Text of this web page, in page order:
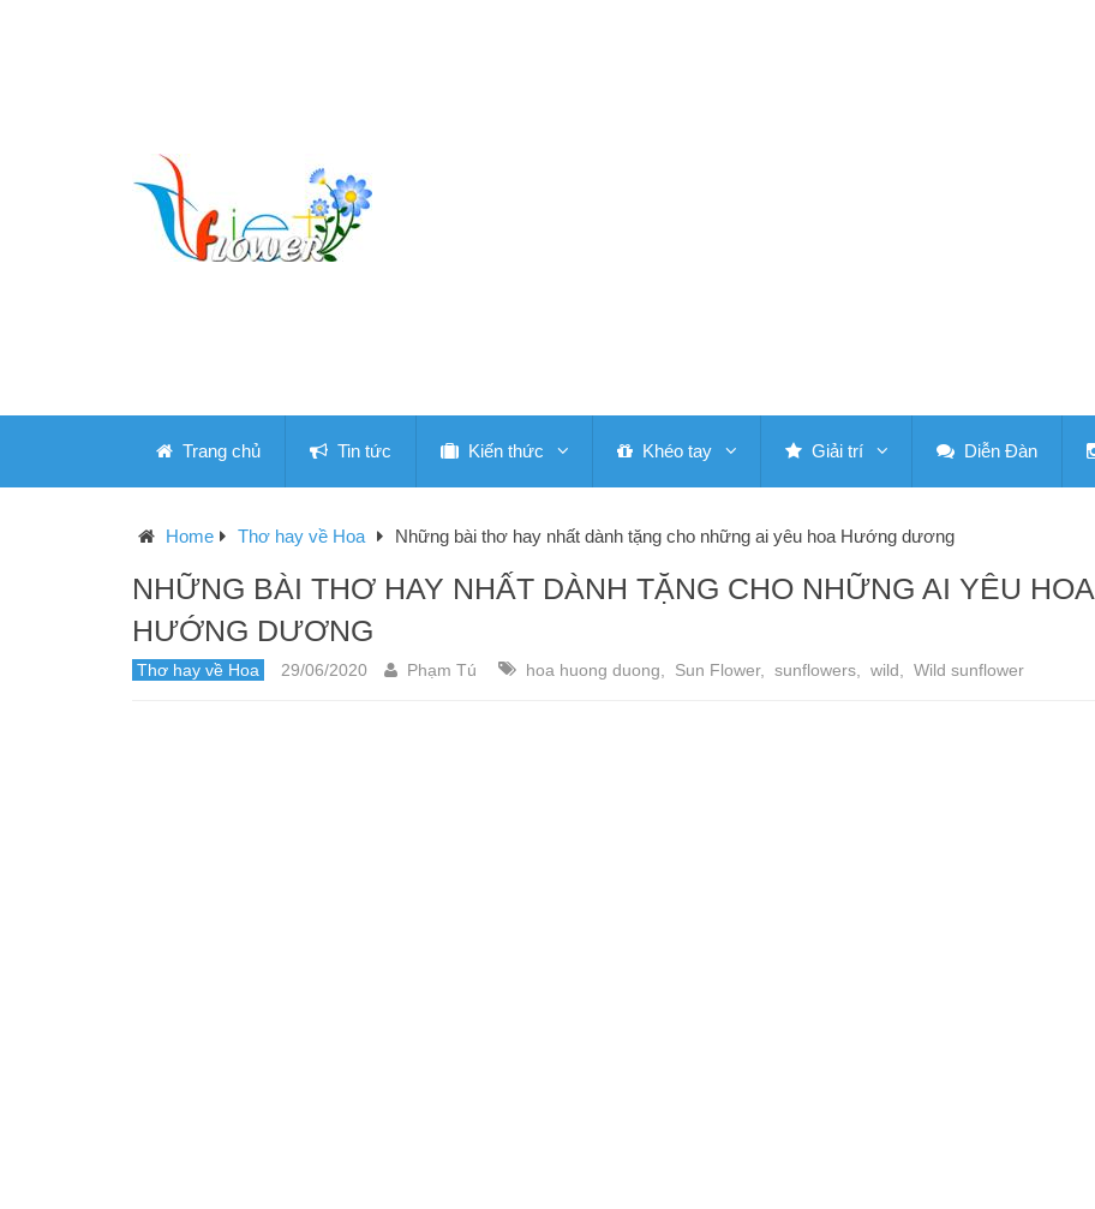
Trang chủ Tin tức Kiến thức Khéo tay Giải trí Diễn Đàn
Home Thơ hay về Hoa Những bài thơ hay nhất dành tặng cho những ai yêu hoa Hướng dương
NHỮNG BÀI THƠ HAY NHẤT DÀNH TẶNG CHO NHỮNG AI YÊU HOA
HƯỚNG DƯƠNG
Thơ hay về Hoa 29/06/2020 Phạm Tú hoa huong duong Sun Flower, sunflowers wild Wild sunflower